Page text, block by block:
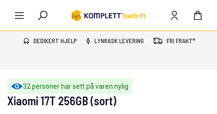
DEDIKERT HJELP LYNRASK LEVERING FRI FRAKT*
32 personer har sett på varen nylig
Xiaomi 17T 256GB (sort)